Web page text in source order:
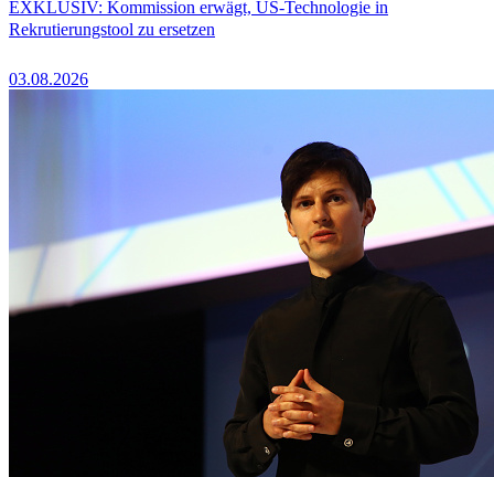
EXKLUSIV: Kommission erwägt, US-Technologie in
Rekrutierungstool zu ersetzen
03.08.2026